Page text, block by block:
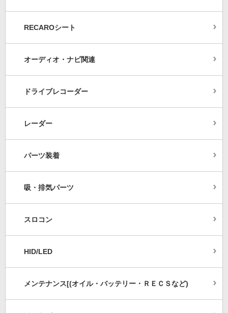
RECAROシート
オーディオ・ナビ関連
ドライブレコーダー
レーダー
パーツ装着
吸・排気パーツ
スロコン
HID/LED
メンテナンス[(オイル・バッテリー・ＲＥＣＳなど)